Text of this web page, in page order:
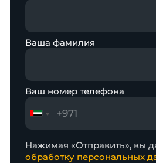
Ваша фамилия
Ваш номер телефона
Нажимая «Отправить», вы
обработку персональных